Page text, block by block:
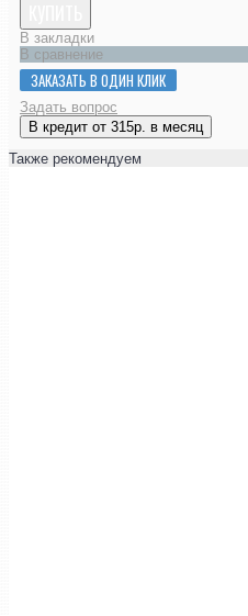
В закладки
В сравнение
ЗАКАЗАТЬ В ОДИН КЛИК
Задать вопрос
В кредит от 315р. в месяц
Также рекомендуем